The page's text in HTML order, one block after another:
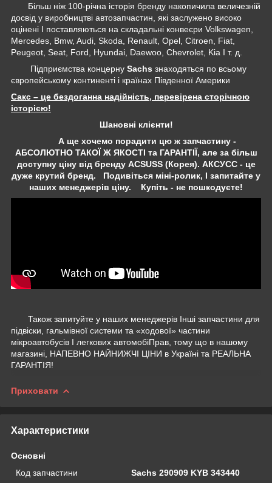
Більш ніж 100-річна історія бренду накопичила величезній
досвід у виробництві автозапчастин, які заслужено високо
оцінені І поставляються на складальні конвеєри Volkswagen,
Mercedes, Bmw, Audi, Skoda, Renault, Opel, Citroen, Fiat,
Peugeot, Seat, Ford, Hyundai, Daewoo, Chevrolet, Kia І т. д.
Підприємства концерну Sachs знаходяться по всьому
європейському континенті і країнах Південної Америки
Сакс – це бездоганна надійність, перевірена сторічною
історією!
Шановні клієнти!
А ще хочемо порадити цю ж запчастину -
АБСОЛЮТНО ТАКОЇ Ж ЯКОСТІ та ГАРАНТІЇ, але за більш
доступну ціну від бренду ACSUSS (Корея). АКСУСС - це
дуже крутий бренд. Подивіться міні-ролик, І запитайте у
наших менеджерів ціну. Купіть - не пошкодуєте!
Також запитуйте у наших менеджерів Інші запчастини для
підвіски, гальмівної системи та «ходової» частини
мікроавтобусів І легкових автомобіПрав, тому що в нашому
магазині, НАПЕВНО НАЙНИЖЧІ ЦІНИ в Україні та РЕАЛЬНА
ГАРАНТІЯ!
Приховати
Характеристики
Основні
Код запчастини
Sachs 290909 KYB 343440